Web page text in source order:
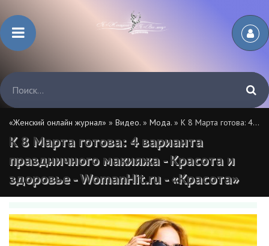
«Женский онлайн журнал» » Видео. » Мода. » К 8 Марта готова: 4 варианта праздничного макияжа - Красота и здоровье - WomanHit.ru - «Красота»
К 8 Марта готова: 4 варианта
праздничного макияжа - Красота и
здоровье - WomanHit.ru - «Красота»